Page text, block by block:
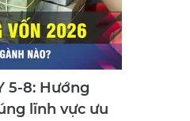
5-8: Hướng
lĩnh vực ưu